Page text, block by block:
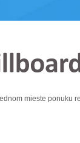
mieste ponuku